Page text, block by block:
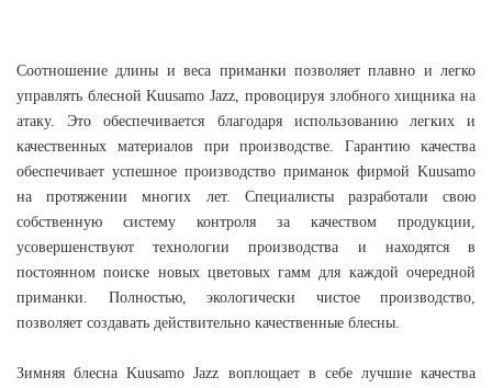
Соотношение длины и веса приманки позволяет плавно и легко
управлять блесной Kuusamo Jazz, провоцируя злобного хищника на
атаку. Это обеспечивается благодаря использованию легких и
качественных материалов при производстве. Гарантию качества
обеспечивает успешное производство приманок фирмой Kuusamo
на протяжении многих лет. Специалисты разработали свою
собственную систему контроля за качеством продукции,
усовершенствуют технологии производства и находятся в
постоянном поиске новых цветовых гамм для каждой очередной
приманки. Полностью, экологически чистое производство,
позволяет создавать действительно качественные блесны.
Зимняя блесна Kuusamo Jazz воплощает в себе лучшие качества